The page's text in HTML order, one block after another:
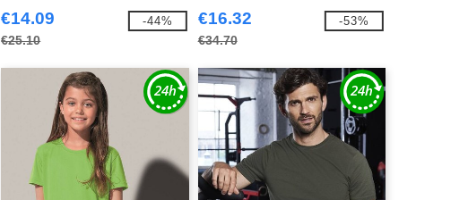
€14.09
€25.10
-44% €16.32
€34.70
-53%